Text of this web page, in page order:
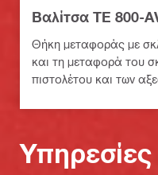
Βαλίτσα TE 800-
Θήκη μεταφοράς με
και τη μεταφορά του
πιστολέτου και των
Υπηρεσίες